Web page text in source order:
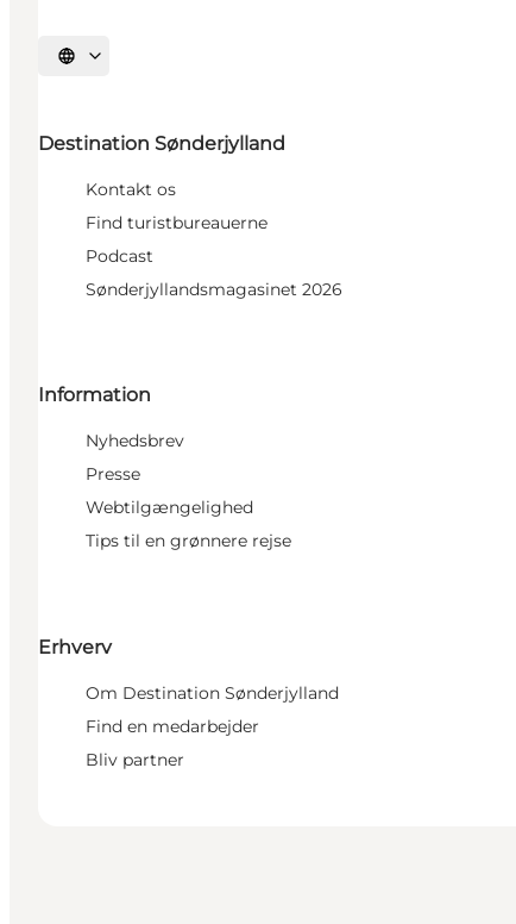
Vælg sprog
Destination Sønderjylland
Kontakt os
Find turistbureauerne
Podcast
Sønderjyllandsmagasinet 2026
Information
Nyhedsbrev
Presse
Webtilgængelighed
Tips til en grønnere rejse
Erhverv
Om Destination Sønderjylland
Find en medarbejder
Bliv partner